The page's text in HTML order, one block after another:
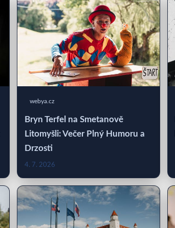
webya.cz
Bryn Terfel na Smetanově
Litomyšli: Večer Plný Humoru a
Drzosti
4. 7. 2026